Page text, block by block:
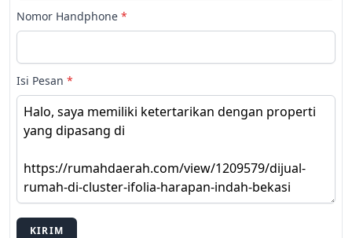
Nomor Handphone *
Isi Pesan *
KIRIM